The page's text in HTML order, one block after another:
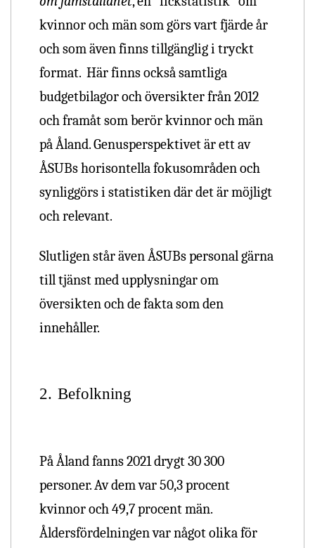
kvinnor och män som görs vart fjärde år
och som även finns tillgänglig i tryckt
format. Här finns också samtliga
budgetbilagor och översikter från 2012
och framåt som berör kvinnor och män
på Åland. Genusperspektivet är ett av
ÅSUBs horisontella fokusområden och
synliggörs i statistiken där det är möjligt
och relevant.
Slutligen står även ÅSUBs personal gärna
till tjänst med upplysningar om
översikten och de fakta som den
innehåller.
2. Befolkning
På Åland fanns 2021 drygt 30 300
personer. Av dem var 50,3 procent
kvinnor och 49,7 procent män.
Åldersfördelningen var något olika för